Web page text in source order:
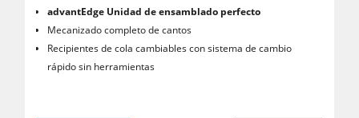
advantEdge Unidad de ensamblado perfecto
Mecanizado completo de cantos
Recipientes de cola cambiables con sistema de cambio
rápido sin herramientas